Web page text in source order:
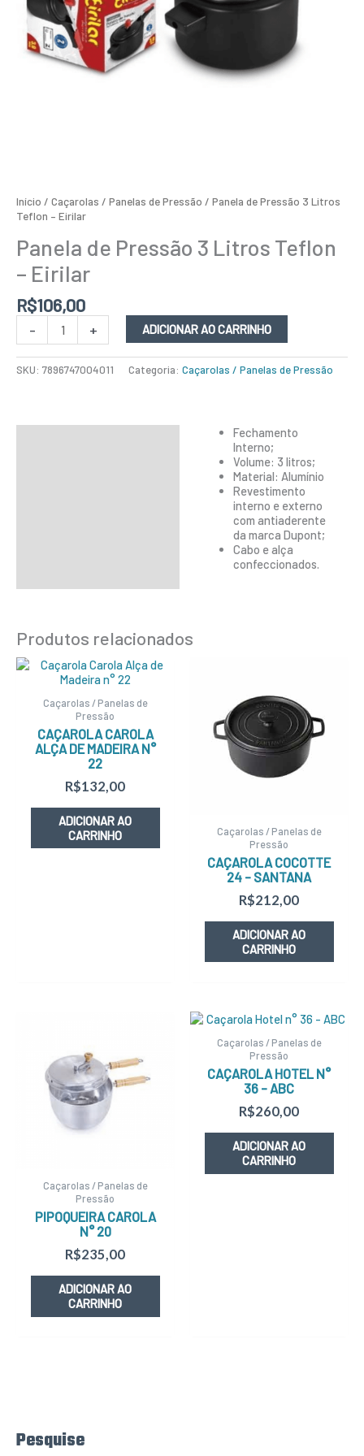
Pesquise
P
e
Início / Caçarolas / Panelas de Pressão / Panela de Pressão 3 Litros
Teflon – Eirilar
Panela de Pressão 3 Litros Teflon
– Eirilar
R$106,00
- + ADICIONAR AO CARRINHO
SKU: 7896747004011 Categoria: Caçarolas / Panelas de Pressão
Fechamento
Interno;
Volume: 3 litros;
Material: Alumínio
Revestimento
interno e externo
com antiaderente
da marca Dupont;
Cabo e alça
confeccionados.
Produtos relacionados
Caçarolas / Panelas de
Pressão
CAÇAROLA CAROLA
ALÇA DE MADEIRA N°
22
R$132,00
ADICIONAR AO
CARRINHO
Caçarolas / Panelas de
Pressão
CAÇAROLA COCOTTE
24 – SANTANA
R$212,00
ADICIONAR AO
CARRINHO
Caçarolas / Panelas de
Pressão
PIPOQUEIRA CAROLA
N° 20
R$235,00
ADICIONAR AO
CARRINHO
Caçarolas / Panelas de
Pressão
CAÇAROLA HOTEL N°
36 – ABC
R$260,00
ADICIONAR AO
CARRINHO